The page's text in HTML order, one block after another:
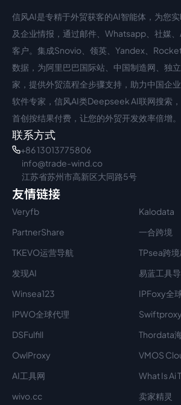
中文入口
信风AI是专精于外贸获客的AI智能体，为您
及企业情报，通过邮件、Whatsapp、社媒
客户。集成Snovio、领英、Yandex、
数据，为阿里巴巴国际站、中国制造网、独
家，提供外贸流程全步骤支持，助力中国企
软件专家，信风AI类Deepseek AI联网搜索
首创按结果付费，让您的外贸开发效率倍增。
联系方式
+86 13013775806
info@trade-wind.co
江苏省苏州市高新区大同路5号
友情链接
Veryfb
Kalodata
PartnerShare
一合跨境
TKEVO运营导航
TPsea跨
发现AI
易蓝工具
Winsea123
IPFoxy全
IPWO全球代理
Swiftproxy
DSFulfill
Thordata
OwlProxy
VMOS
AI工具网
What Is Ai
wivo.cc
卖家精灵